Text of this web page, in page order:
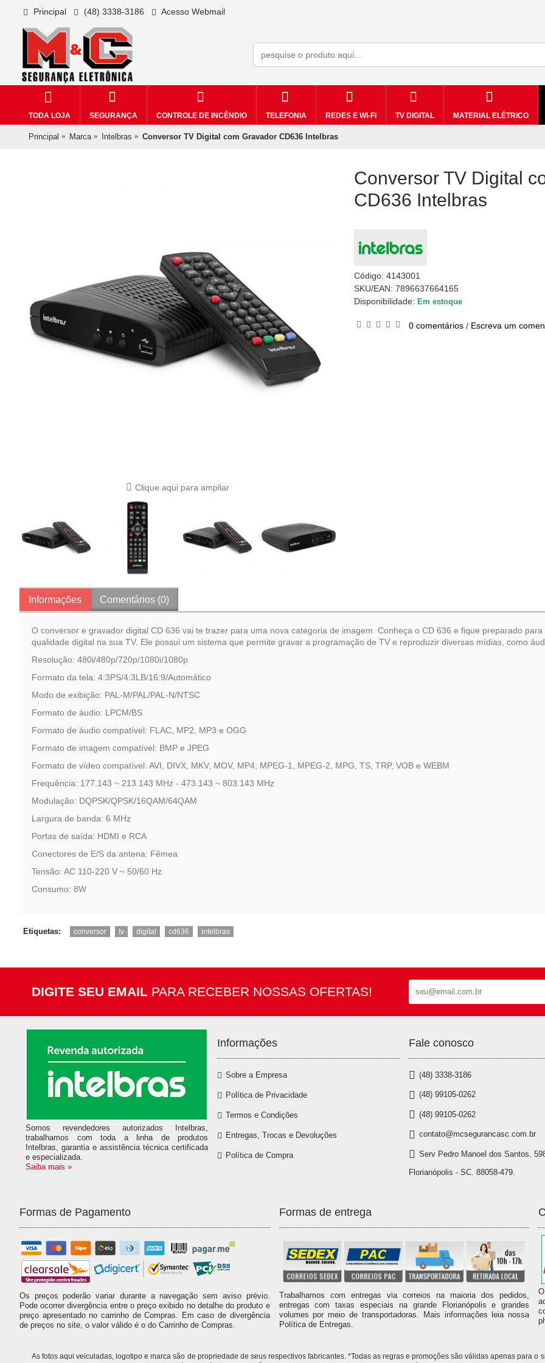
Principal (48) 3338-3186 Acesso Webmail
TODA LOJA SEGURANÇA CONTROLE DE INCÊNDIO TELEFONIA REDES E WI-FI TV DIGITAL MATERIAL ELÉTRICO
Principal Marca Intelbras Conversor TV Digital com Gravador CD636 Intelbras
Clique aqui para ampliar
Conversor TV Digital
CD636 Intelbras
Código: 4143001
SKU/EAN: 7896637664165
Disponibilidade: Em estoque
0 comentários / Escreva um
Informações Comentários (0)
O conversor e gravador digital CD 636 vai te trazer para uma nova categoria de imagem. Conheça o CD 636 e fique preparado
qualidade digital na sua TV. Ele possui um sistema que permite gravar a programação de TV e reproduzir diversas mídias, como
Resolução: 480i/480p/720p/1080i/1080p
Formato da tela: 4:3PS/4:3LB/16:9/Automático
Modo de exibição: PAL-M/PAL/PAL-N/NTSC
Formato de áudio: LPCM/BS
Formato de áudio compatível: FLAC, MP2, MP3 e OGG
Formato de imagem compatível: BMP e JPEG
Formato de vídeo compatível: AVI, DIVX, MKV, MOV, MP4, MPEG-1, MPEG-2, MPG, TS, TRP, VOB e WEBM
Frequência: 177.143 ~ 213.143 MHz - 473.143 ~ 803.143 MHz
Modulação: DQPSK/QPSK/16QAM/64QAM
Largura de banda: 6 MHz
Portas de saída: HDMI e RCA
Conectores de E/S da antena: Fêmea
Tensão: AC 110-220 V ~ 50/60 Hz
Consumo: 8W
Etiquetas: conversor tv digital cd636 intelbras
DIGITE SEU EMAIL PARA RECEBER NOSSAS OFERTAS!
Somos revendedores autorizados Intelbras,
trabalhamos com toda a linha de produtos
Intelbras, garantia e assistência técnica certificada
e especializada.
Saiba mais »
Informações
Sobre a Empresa
Política de Privacidade
Termos e Condições
Entregas, Trocas e Devoluções
Política de Compra
Fale conosco
(48) 3338-3186
(48) 99105-0262
(48) 99105-0262
contato@mcsegurancasc.com.br
Serv Pedro Manoel dos Santos,
Florianópolis - SC. 88058-479.
Formas de Pagamento
Os preços poderão variar durante a navegação sem aviso prévio.
Pode ocorrer divergência entre o preço exibido no detalhe do produto e
preço apresentado no carrinho de Compras. Em caso de divergência
de preços no site, o valor válido é o do Carrinho de Compras.
Formas de entrega
Trabalhamos com entregas via correios na maioria dos pedidos,
entregas com taxas especiais na grande Florianópolis e grandes
volumes por meio de transportadoras. Mais informações leia nossa
Política de Entregas.
As fotos aqui veiculadas, logotipo e marca são de propriedade de seus respectivos fabricantes. *Todas as regras e promoções são válidas apenas para o